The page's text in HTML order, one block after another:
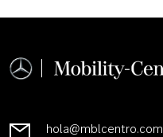
hola@mblcentro.com